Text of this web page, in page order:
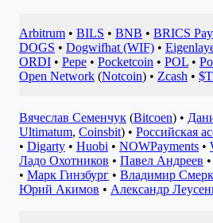
Arbitrum • BILS • BNB • BRICS Pay
DOGS • Dogwifhat (WIF) •
ORDI • Pepe • Pocketcoin • POL •
Open Network (Notcoin) • Zcash •
Вячеслав Семенчук (Bitcoen) •
Ultimatum, Coinsbit) • Российская
• Digarty • Huobi • NOWPayments •
Ладо Охотников • Павел Андреев
• Марк Гинзбург • Владимир
Юрий Акимов • Александр